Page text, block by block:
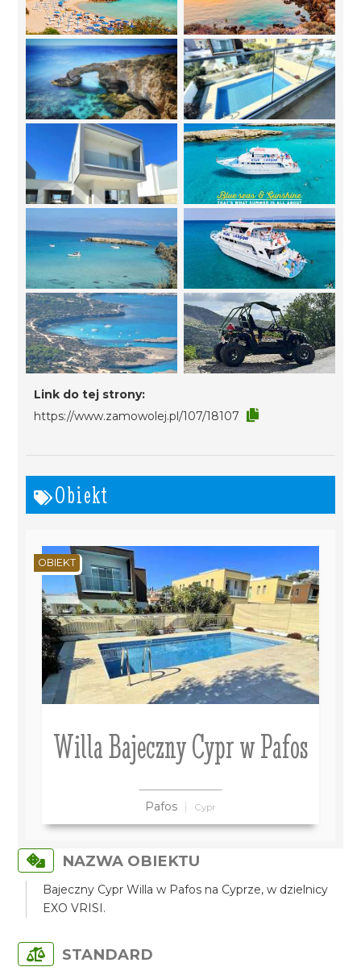
Link do tej strony:
https://www.zamowolej.pl/107/18107
Obiekt
Willa Bajeczny Cypr w Pafos
Pafos Cypr
OBIEKT
NAZWA OBIEKTU
Bajeczny Cypr Willa w Pafos na Cyprze, w dzielnicy
EXO VRISI.
STANDARD